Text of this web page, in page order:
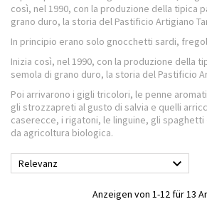
così, nel 1990, con la produzione della tipica
grano duro, la storia del Pastificio Artigiano
In principio erano solo gnocchetti sardi,
Inizia così, nel 1990, con la produzione della
semola di grano duro, la storia del Pastificio
Poi arrivarono i gigli tricolori, le penne
gli strozzapreti al gusto di salvia e quelli
caserecce, i rigatoni, le linguine, gli
da agricoltura biologica.
Relevanz 
Anzeigen von 1-12 für 13